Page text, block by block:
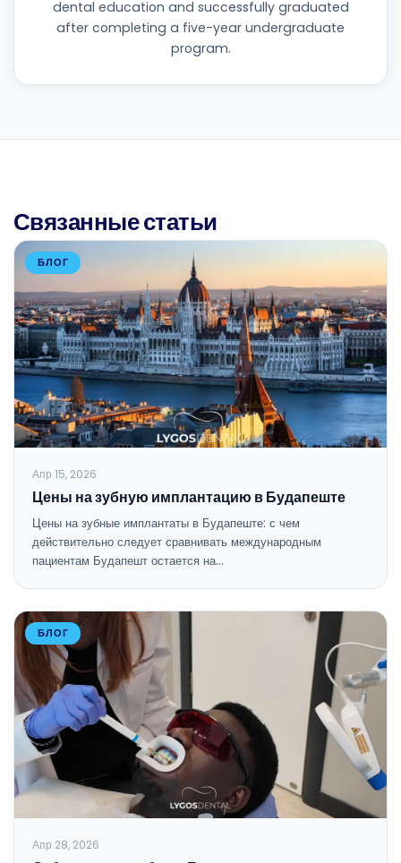
dental education and successfully graduated
after completing a five-year undergraduate
program.
Связанные статьи
БЛОГ
Апр 15, 2026
Цены на зубную имплантацию в Будапеште
Цены на зубные имплантаты в Будапеште: с чем
действительно следует сравнивать международным
пациентам Будапешт остается на…
БЛОГ
Апр 28, 2026